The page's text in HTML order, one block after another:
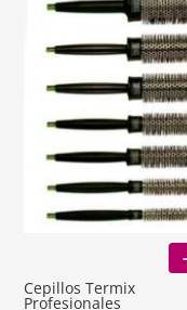
Cepillos Termix
Profesionales